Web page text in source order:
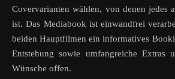
Covervarianten wählen, von denen jedes
ist. Das Mediabook ist einwandfrei
beiden Hauptfilmen ein informatives
Entstehung sowie umfangreiche Extras
Wünsche offen.